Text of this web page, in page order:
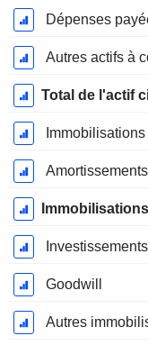
Dépenses
Autres actifs à
Total de l'actif
Goodwill
Autres